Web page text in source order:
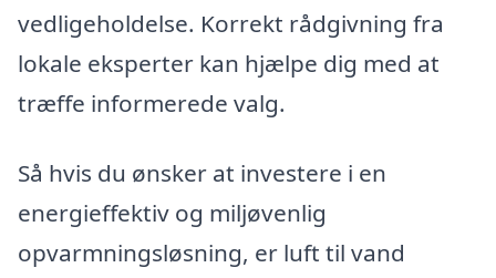
vedligeholdelse. Korrekt rådgivning fra
lokale eksperter kan hjælpe dig med at
træffe informerede valg.
Så hvis du ønsker at investere i en
energieffektiv og miljøvenlig
opvarmningsløsning, er luft til vand